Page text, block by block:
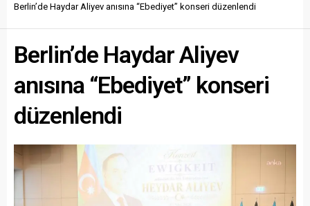
Berlin’de Haydar Aliyev anısına “Ebediyet” konseri düzenlendi
Berlin’de Haydar Aliyev
anısına “Ebediyet” konseri
düzenlendi